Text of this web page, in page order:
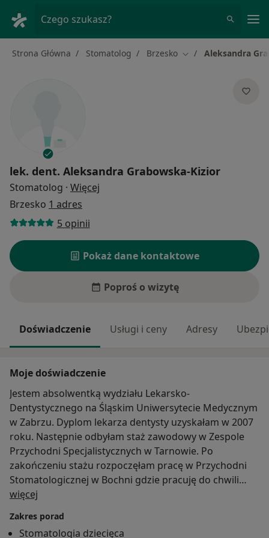
Czego szukasz?
Strona Główna Stomatolog Brzesko Zmień miasto
Aleksandra
lek. dent. Aleksandra Grabowska-Kizior
Stomatolog · Więcej
Brzesko 1 adres
5 opinii
Pokaż dane kontaktowe
Poproś o wizytę
Doświadczenie Usługi i ceny Adresy
Moje doświadczenie
Jestem absolwentką wydziału Lekarsko-
Dentystycznego na Śląskim Uniwersytecie Medycznym
w Zabrzu. Dyplom lekarza dentysty uzyskałam w 2007
roku. Następnie odbyłam staż zawodowy w Zespole
Przychodni Specjalistycznych w Tarnowie. Po
zakończeniu stażu rozpoczęłam pracę w Przychodni
Stomatologicznej w Bochni gdzie pracuję do chwili
obecnej.
DENT wraz z siostrą. Posiadam doświadczenie w pracy
więcej
Zakres porad
Stomatologia dziecięca